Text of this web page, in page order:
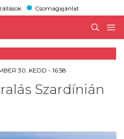
Csomagajánlat
30. KEDD - 16:58
Szardínián